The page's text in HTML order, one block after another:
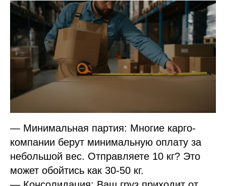
— Минимальная партия: Многие карго-
компании берут минимальную оплату за
небольшой вес. Отправляете 10 кг? Это
может обойтись как 30-50 кг.